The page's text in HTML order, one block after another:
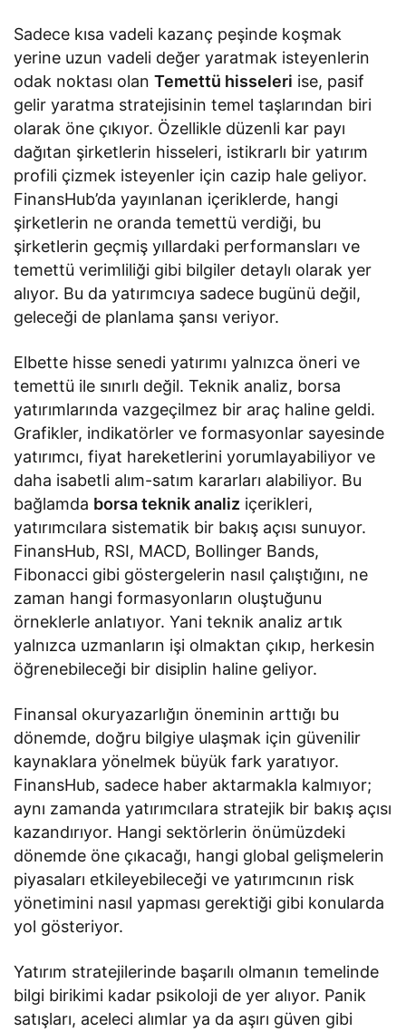
Sadece kısa vadeli kazanç peşinde koşmak
yerine uzun vadeli değer yaratmak isteyenlerin
odak noktası olanTemettü hisseleri ise, pasif
gelir yaratma stratejisinin temel taşlarından biri
olarak öne çıkıyor. Özellikle düzenli kar payı
dağıtan şirketlerin hisseleri, istikrarlı bir yatırım
profili çizmek isteyenler için cazip hale geliyor.
FinansHub’da yayınlanan içeriklerde, hangi
şirketlerin ne oranda temettü verdiği, bu
şirketlerin geçmiş yıllardaki performansları ve
temettü verimliliği gibi bilgiler detaylı olarak yer
alıyor. Bu da yatırımcıya sadece bugünü değil,
geleceği de planlama şansı veriyor.
Elbette hisse senedi yatırımı yalnızca öneri ve
temettü ile sınırlı değil. Teknik analiz, borsa
yatırımlarında vazgeçilmez bir araç haline geldi.
Grafikler, indikatörler ve formasyonlar sayesinde
yatırımcı, fiyat hareketlerini yorumlayabiliyor ve
daha isabetli alım-satım kararları alabiliyor. Bu
bağlamda borsa teknik analiz içerikleri,
yatırımcılara sistematik bir bakış açısı sunuyor.
FinansHub, RSI, MACD, Bollinger Bands,
Fibonacci gibi göstergelerin nasıl çalıştığını, ne
zaman hangi formasyonların oluştuğunu
örneklerle anlatıyor. Yani teknik analiz artık
yalnızca uzmanların işi olmaktan çıkıp, herkesin
öğrenebileceği bir disiplin haline geliyor.
Finansal okuryazarlığın öneminin arttığı bu
dönemde, doğru bilgiye ulaşmak için güvenilir
kaynaklara yönelmek büyük fark yaratıyor.
FinansHub, sadece haber aktarmakla kalmıyor;
aynı zamanda yatırımcılara stratejik bir bakış açısı
kazandırıyor. Hangi sektörlerin önümüzdeki
dönemde öne çıkacağı, hangi global gelişmelerin
piyasaları etkileyebileceği ve yatırımcının risk
yönetimini nasıl yapması gerektiği gibi konularda
yol gösteriyor.
Yatırım stratejilerinde başarılı olmanın temelinde
bilgi birikimi kadar psikoloji de yer alıyor. Panik
satışları, aceleci alımlar ya da aşırı güven gibi